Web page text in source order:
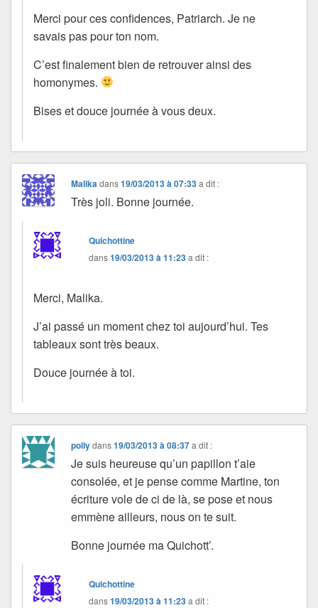
Merci pour ces confidences, Patriarch. Je ne
savais pas pour ton nom.
C’est finalement bien de retrouver ainsi des
homonymes.
Bises et douce journée à vous deux.
Malika dans19/03/2013 à 07:33 a dit :
Très joli. Bonne journée.
Quichottine
dans19/03/2013 à 11:23a dit :
Merci, Malika.
J’ai passé un moment chez toi aujourd’hui. Tes
tableaux sont très beaux.
Douce journée à toi.
pollydans19/03/2013 à 08:37 a dit :
Je suis heureuse qu’un papillon t’aie
consolée, et je pense comme Martine, ton
écriture vole de ci de là, se pose et nous
emmène ailleurs, nous on te suit.
Bonne journée ma Quichott’.
Quichottine
dans19/03/2013 à 11:23a dit :